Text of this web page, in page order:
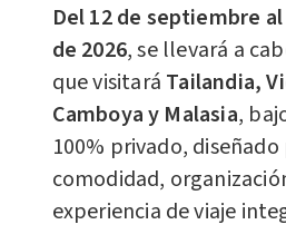
Del 12 de septiembre
de 2026, se llevará a
que visitará Tailandia,
Camboya y Malasia,
100% privado,
comodidad,
experiencia de viaje